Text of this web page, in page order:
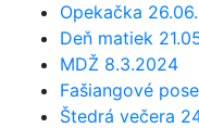
Opekačka
Deň matiek
MDŽ 8.3.2024
Fašiangové
Štedrá večera